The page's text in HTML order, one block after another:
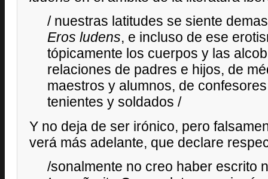
/ nuestras latitudes se siente
Eros ludens, e incluso de ese
tópicamente los cuerpos y las
relaciones de padres e hijos, de
maestros y alumnos, de
tenientes y soldados /
Y no deja de ser irónico, pero
verá más adelante, que declare
/sonalmente no creo haber escrito